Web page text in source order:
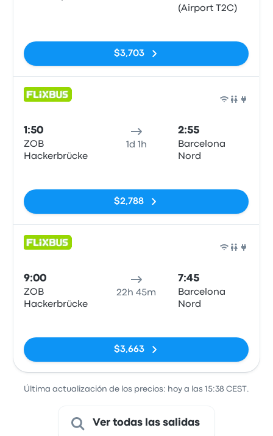
(Airport T2C)
$3,703
1:50
ZOB
Hackerbrücke
1d 1h
2:55
Barcelona
Nord
$2,788
9:00
ZOB
Hackerbrücke
22h 45m
7:45
Barcelona
Nord
$3,663
Última actualización de los precios: hoy a las 15:38 CEST.
Ver todas las salidas